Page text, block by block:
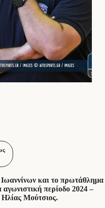
και το πρωτάθλημα
αγωνιστική περίοδο 2024 –
Μούτσιος.